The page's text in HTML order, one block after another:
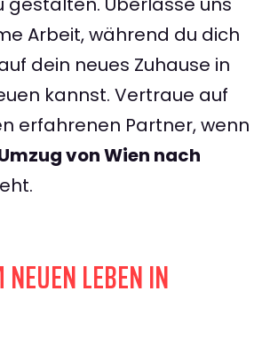
Arbeit, während du dich
dein neues Zuhause in
kannst. Vertraue auf
erfahrenen Partner, wenn
von Wien nach
LEBEN IN